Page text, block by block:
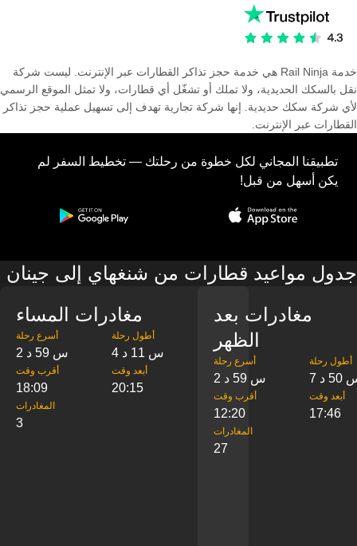
خدمة Rail Ninja هي خدمة حجز تذاكر القطارات عبر الإنترنت. ليست شركة
نقل بالسكك الحديدية، ولا تملك أو تشغّل أي قطارات، ولا تمثل الموقع الرسمي
لأي شركة سكك حديدية. إنها شركة تجارية تهدف إلى تسهيل عملية حجز تذاكر
القطارات عبر الإنترنت.
تطبيقنا المجاني لكل خطوة من رحلتك — تخطيط السفر لم
يكن أسهل من قبل!
جدول مواعيد قطارات من شنغهاي إلى جينان
مغادرات المساء
‎أسرع رحلة
2 س 59 د
‎أطول رحلة
4 س 11 د
‎أقرب وقت
18:09
‎أبعد وقت
20:15
‎المغادرات
3
مغادرات بعد
الظهر
‎أسرع رحلة
2 س 59 د
‎أطول رحلة
50 د
‎أقرب وقت
12:20
‎أبعد وقت
17:46
‎المغادرات
27